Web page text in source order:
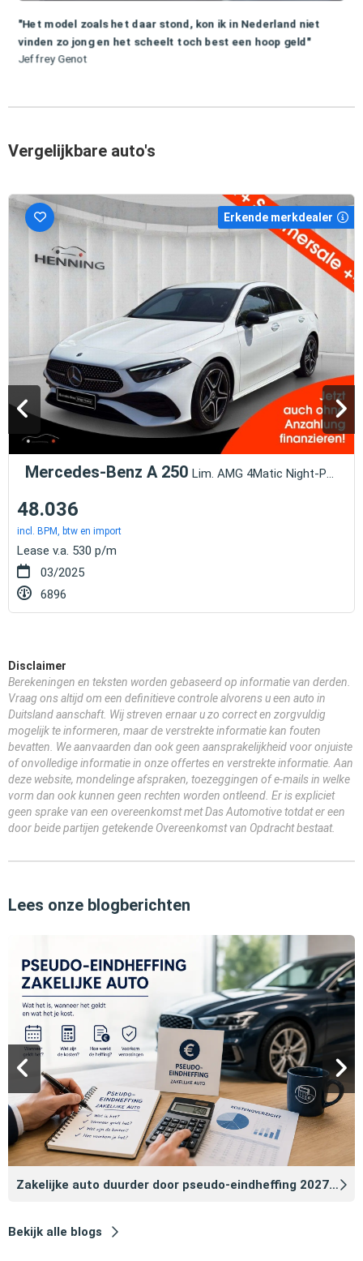
"Het model zoals het daar stond, kon ik in Nederland niet
vinden zo jong en het scheelt toch best een hoop geld"
Jeffrey Genot
Vergelijkbare auto's
Erkende merkdealer
Mercedes-Benz A 250 Lim. AMG 4Matic Night-Paket Kamera Totwink
48.036
incl. BPM, btw en import
Lease v.a. 530 p/m
03/2025
6896
Disclaimer
Berekeningen en teksten worden gebaseerd op informatie van derden.
Vraag ons altijd om een definitieve controle alvorens u een auto in
Duitsland aanschaft. Wij streven ernaar u zo correct en zorgvuldig
mogelijk te informeren, maar de verstrekte informatie kan fouten
bevatten. We aanvaarden dan ook geen aansprakelijkheid voor onjuiste
of onvolledige informatie in onze offertes en verstrekte informatie. Aan
deze website, mondelinge afspraken, toezeggingen of e-mails in welke
vorm dan ook kunnen geen rechten worden ontleend. Er is expliciet
geen sprake van een overeenkomst met Das Automotive totdat er een
door beide partijen getekende Overeenkomst van Opdracht bestaat.
Lees onze blogberichten
Zakelijke auto duurder door pseudo‑eindheffing 2027: zo voorkomt u dat
Bekijk alle blogs